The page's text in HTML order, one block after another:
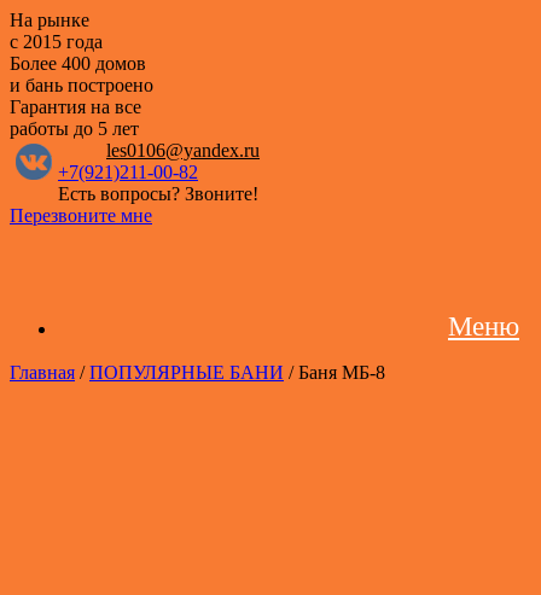
На рынке
с 2015 года
Более 400 домов
и бань построено
Гарантия на все
работы до 5 лет
les0106@yandex.ru
+7(921)211-00-82
Есть вопросы? Звоните!
Перезвоните мне
Меню
Главная /ПОПУЛЯРНЫЕ БАНИ / Баня МБ-8